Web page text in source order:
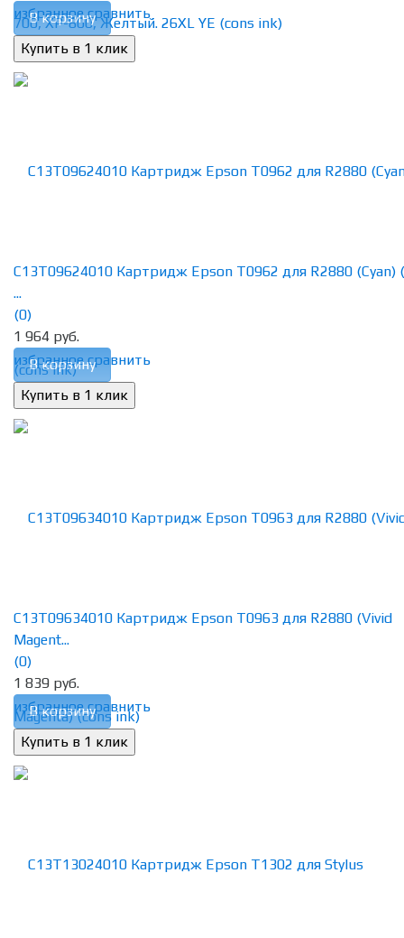
избранное сравнить
В корзину
избранное сравнить
C13T09624010 Картридж Epson T0962 для R2880 (Cyan)
...
(0)
1 964 руб.
В корзину
избранное сравнить
C13T09634010 Картридж Epson T0963 для R2880 (Vivid
Magent...
(0)
1 839 руб.
В корзину